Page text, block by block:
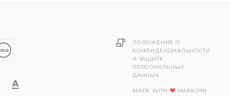
ПОЛОЖЕНИЕ О
КОНФИДЕНЦИАЛЬНОСТИ
И ЗАЩИТЕ
ПЕРСОНАЛЬНЫХ
ДАННЫХ.
MADE WITH MARK[PR]